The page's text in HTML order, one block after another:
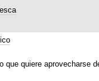
quiere